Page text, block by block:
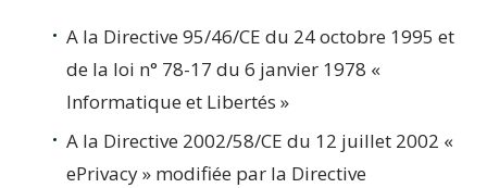
A la Directive 95/46/CE du 24 octobre 1995 et
de la loi n° 78-17 du 6 janvier 1978 «
Informatique et Libertés »
A la Directive 2002/58/CE du 12 juillet 2002 «
ePrivacy » modifiée par la Directive